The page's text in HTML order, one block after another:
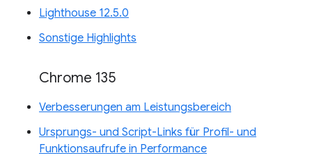
Lighthouse 12.5.0
Sonstige Highlights
Chrome 135
Verbesserungen am Leistungsbereich
Ursprungs- und Script-Links für Profil- und
Funktionsaufrufe in Performance